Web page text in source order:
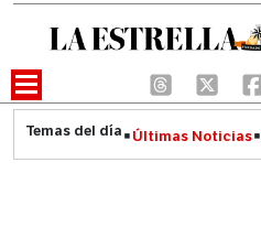
Últimas Noticias